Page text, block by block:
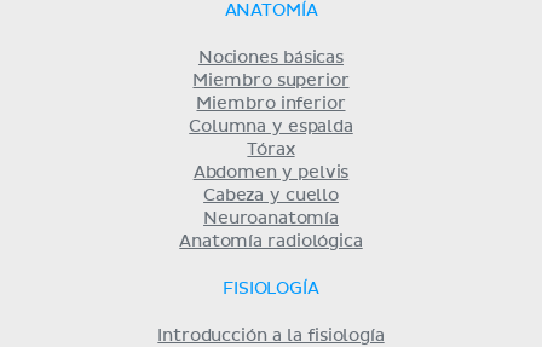
ANATOMÍA
Nociones básicas
Miembro superior
Miembro inferior
Columna y espalda
Tórax
Abdomen y pelvis
Cabeza y cuello
Neuroanatomía
Anatomía radiológica
FISIOLOGÍA
Introducción a la fisiología